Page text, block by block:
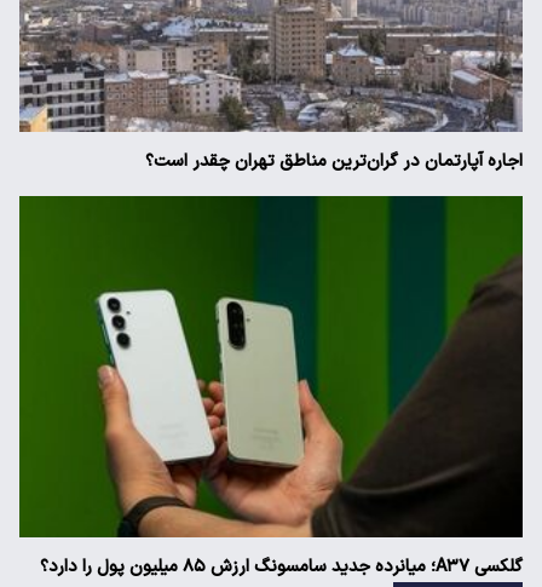
اجاره آپارتمان در گران‌ترین مناطق تهران چقدر است؟
گلکسی A۳۷؛ میانرده جدید سامسونگ ارزش ۸۵ میلیون پول را دارد؟